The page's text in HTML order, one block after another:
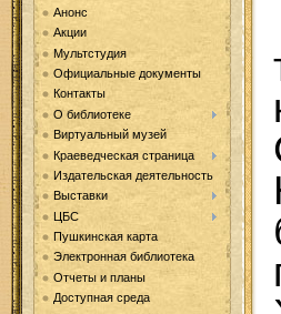
Анонс
Акции
Мультстудия
Официальные документы
Контакты
О библиотеке
Виртуальный музей
Краеведческая страница
Издательская деятельность
Выставки
ЦБС
Пушкинская карта
Электронная библиотека
Отчеты и планы
Доступная среда